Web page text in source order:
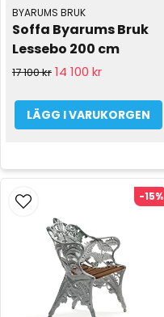
BYARUMS BRUK
Soffa Byarums Bruk
Lessebo 200 cm
17 100 kr 14 100 kr
LÄGG I VARUKORGEN
-15%